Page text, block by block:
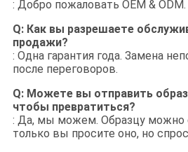
: Добро пожаловать OEM & ODM.
Q: Как вы разрешаете
продажи?
: Одна гарантия года. Замена
после переговоров.
Q: Можете вы отправить
чтобы превратиться?
: Да, мы можем. Образцу можно
только вы просите оно, но